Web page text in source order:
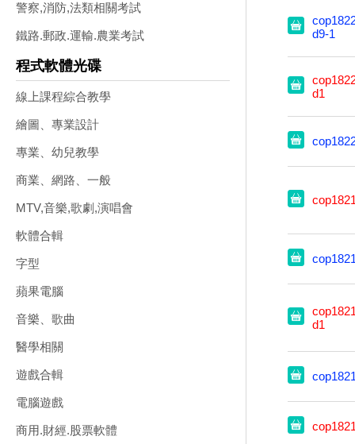
警察,消防,法類相關考試
鐵路.郵政.運輸.農業考試
程式軟體光碟
線上課程綜合教學
繪圖、專業設計
專業、幼兒教學
商業、網路、一般
MTV,音樂,歌劇,演唱會
軟體合輯
字型
蘋果電腦
音樂、歌曲
醫學相關
遊戲合輯
電腦遊戲
商用.財經.股票軟體
d9-1
d1
d1